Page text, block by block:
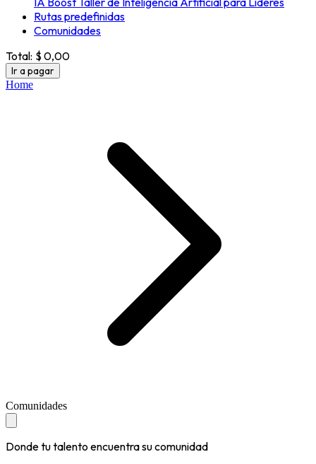
Rutas predefinidas
Comunidades
Total: $ 0,00
Ir a pagar
Home
Comunidades
Donde tu talento encuentra sucomunidad